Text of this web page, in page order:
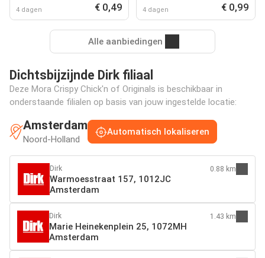
4 dagen € 0,49 4 dagen € 0,99
Alle aanbiedingen
Dichtsbijzijnde Dirk filiaal
Deze Mora Crispy Chick'n of Originals is beschikbaar in
onderstaande filialen op basis van jouw ingestelde locatie:
Amsterdam
Noord-Holland
Automatisch lokaliseren
Dirk
Warmoesstraat 157, 1012JC
Amsterdam
0.88 km
Dirk
Marie Heinekenplein 25, 1072MH
Amsterdam
1.43 km